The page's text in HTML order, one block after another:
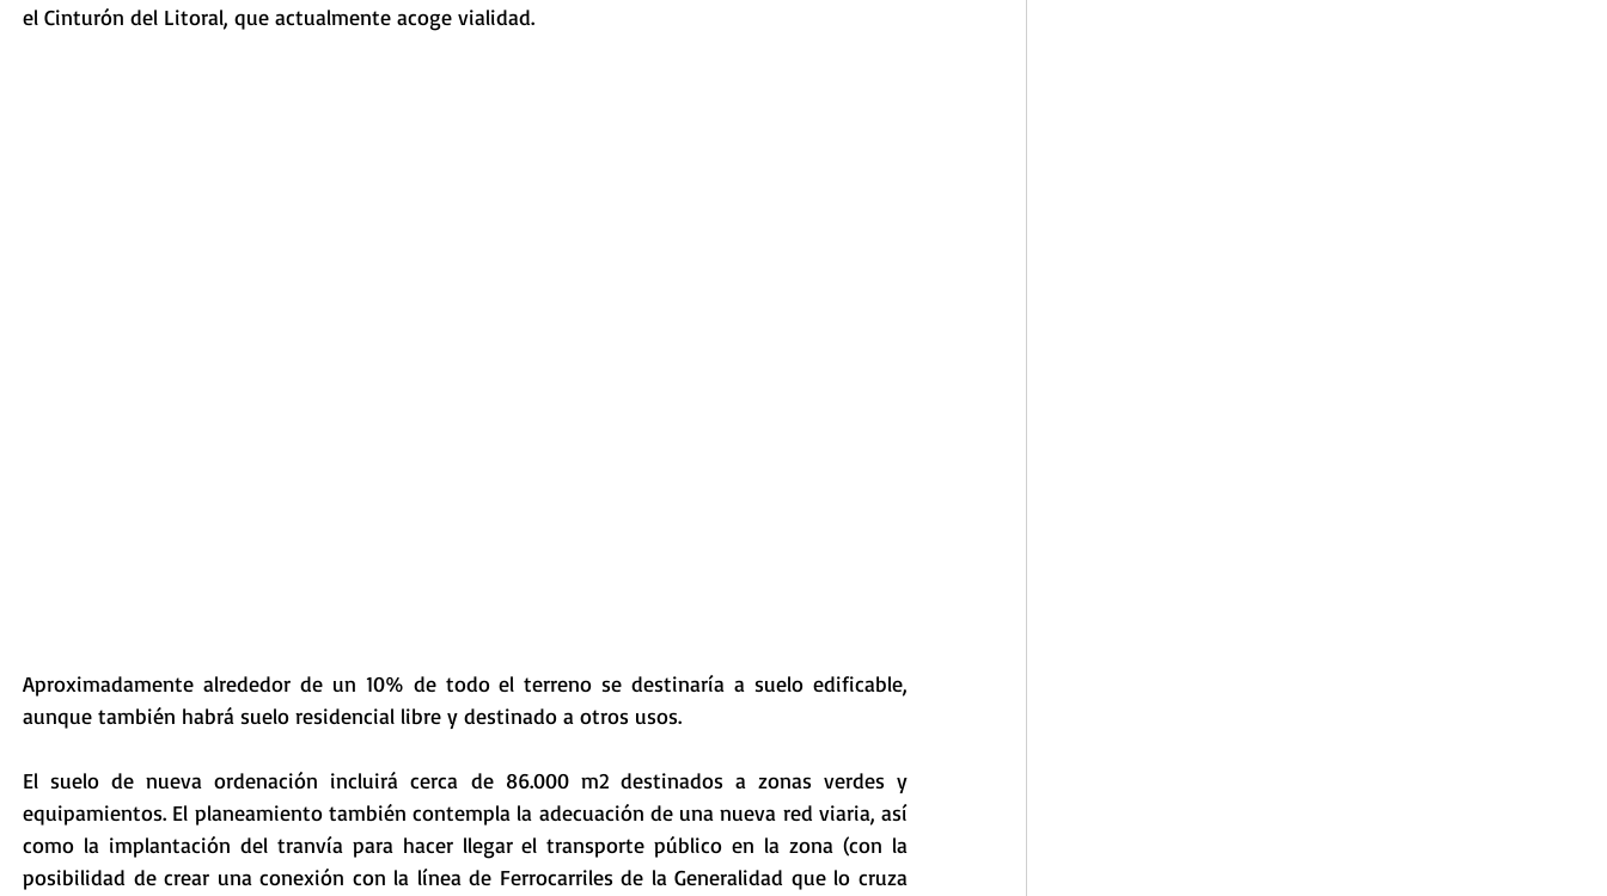
el Cinturón del Litoral, que actualmente acoge vialidad.
Aproximadamente alrededor de un 10% de todo el terreno se destinaría a suelo edificable,
aunque también habrá suelo residencial libre y destinado a otros usos.
El suelo de nueva ordenación incluirá cerca de 86.000 m2 destinados a zonas verdes y
equipamientos. El planeamiento también contempla la adecuación de una nueva red viaria, así
como la implantación del tranvía para hacer llegar el transporte público en la zona (con la
posibilidad de crear una conexión con la línea de Ferrocarriles de la Generalidad que lo cruza